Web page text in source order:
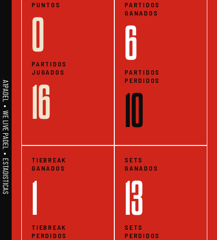
A1PADEL • WE LIVE PADEL • ESTADISTICAS
PUNTOS
0
PARTIDOS
JUGADOS
16
PARTIDOS
GANADOS
6
PARTIDOS
PERDIDOS
10
TIEBREAK
GANADOS
1
TIEBREAK
PERDIDOS
SETS
GANADOS
13
SETS
PERDIDOS